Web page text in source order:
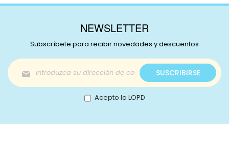
NEWSLETTER
Subscríbete para recibir novedades y descuentos
Inscríbase
a
nuestro
boletín
de
SUSCRIBIRSE
Acepto la LOPD